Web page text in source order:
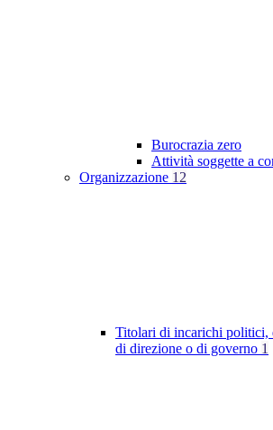
Burocrazia zero
Attività soggette a
Organizzazione 12
Titolari di incarichi politici,
di direzione o di governo 1